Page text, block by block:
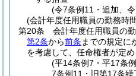
(令7条例11・追加、
(会計年度任用職員の勤務時
第20条
会計年度任用職員の
第2条から前条 までの規定に
を考慮して、任命権者が定め
(平14条例7・平17条
7条例11・旧第17条